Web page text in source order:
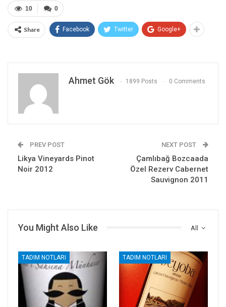
0
10
Share Facebook Twitter Google+
Ahmet Gök 1899 Posts 0 Comments
PREV POST
Likya Vineyards Pinot
Noir 2012
NEXT POST
Çamlıbağ Bozcaada
Özel Rezerv Cabernet
Sauvignon 2011
All
You Might Also Like
TADIM NOTLARI TADIM NOTLARI